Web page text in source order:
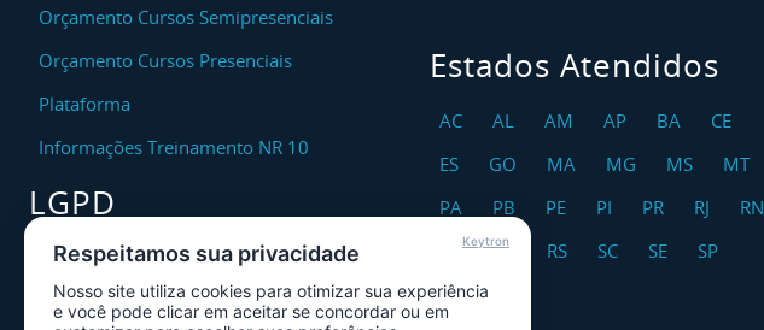
Orçamento Cursos Semipresenciais
Orçamento Cursos Presenciais
Plataforma
Informações Treinamento NR 10
LGPD
Encarregado DPO
Canal de Atendimento ao Titular dos
Dados
Estados Atendidos
AC AL AM AP BA
CE
ES
GO MA MG MS
MT
PA
PB PE PI PR RJ
RN
RO
RR RS SC SE
SP
TO
Keytron
Respeitamos sua privacidade
Nosso site utiliza cookies para otimizar sua experiência
e você pode clicar em aceitar se concordar ou em